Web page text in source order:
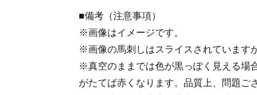
■備考（注意事項）
※画像はイメージです。
※画像の馬刺しはスライスされています
※真空のままでは色が黒っぽく見える場
がたてば赤くなります。品質上、問題ご